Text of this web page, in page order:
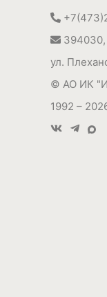
394030,
ул.
© АО ИК
1992 –